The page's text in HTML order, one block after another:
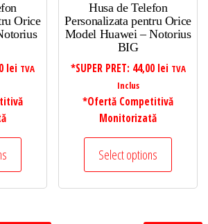
Orice
lei TVA
Husa de Telefon
Personalizata pentru Orice
Model Huawei – Notorius
BIG
*SUPER PRET: 44,00 lei TVA
Inclus
*Ofertă Competitivă
Monitorizată
Select options